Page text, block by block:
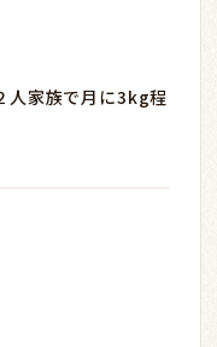
人家族で月に3kg程